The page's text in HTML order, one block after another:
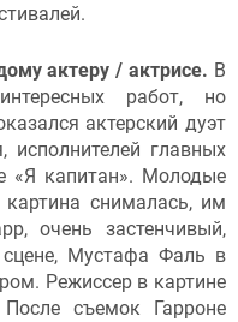
актеру / актрисе. В
работ, но
актерский дуэт
главных
«Я капитан». Молодые
снималась, им
очень застенчивый,
Мустафа Фаль в
Режиссер в картине
съемок Гарроне